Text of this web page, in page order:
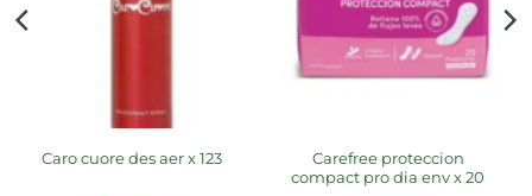
caro cuore des aer x 123
carefree proteccion
compact pro dia env x 20